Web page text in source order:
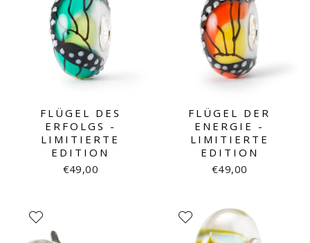
FLÜGEL DES
ERFOLGS -
LIMITIERTE
EDITION
€49,00
FLÜGEL DER
ENERGIE -
LIMITIERTE
EDITION
€49,00